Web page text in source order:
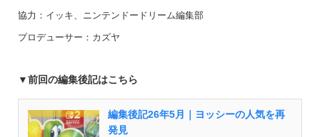
協力：イッキ、ニンテンドードリーム編集部
プロデューサー：カズヤ
▼前回の編集後記はこちら
編集後記26年5月｜ヨッシーの人気を再
発見